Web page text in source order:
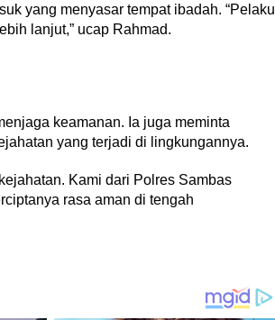
yang menyasar tempat ibadah. “Pelaku
lanjut,” ucap Rahmad.
keamanan. Ia juga meminta
yang terjadi di lingkungannya.
Kami dari Polres Sambas
rasa aman di tengah